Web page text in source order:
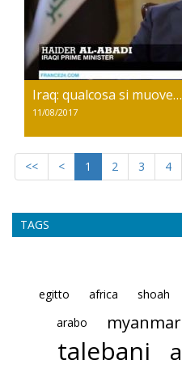
Iraq: qualcosa si muove…
11/08/2017
<< < 1 2 3 4
TAGS
egitto africa shoah
arabo
myanmar
talebani